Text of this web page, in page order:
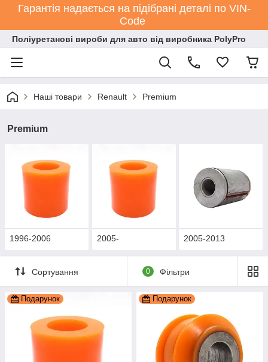
Гарантія надається на підібрані деталі по VIN-
Code
Поліуретанові вироби для авто від виробника PolyPro
Наші товари Renault Premium
Premium
1996-2006 2005- 2005-2013
Сортування 0 Фільтри
Подарунок Подарунок